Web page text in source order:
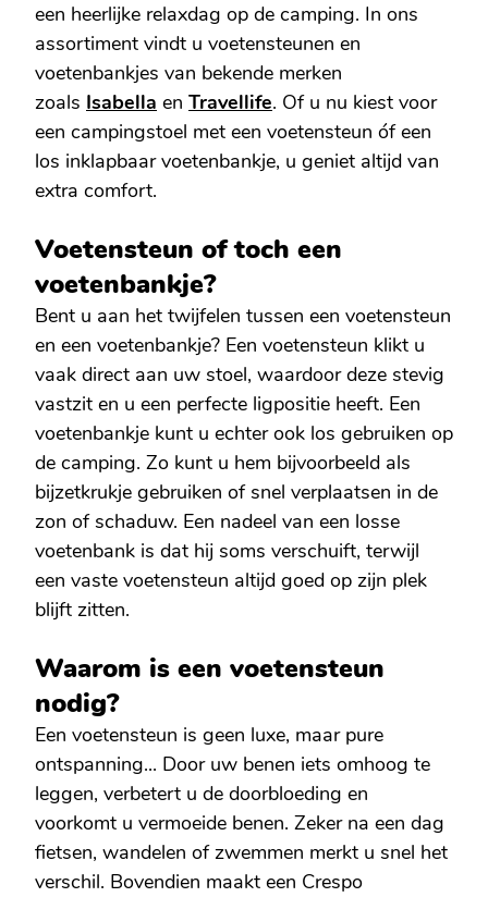
een heerlijke relaxdag op de camping. In ons
assortiment vindt u voetensteunen en
voetenbankjes van bekende merken
zoals Isabella en Travellife. Of u nu kiest voor
een campingstoel met een voetensteun óf een
los inklapbaar voetenbankje, u geniet altijd van
extra comfort.
Voetensteun of toch een
voetenbankje?
Bent u aan het twijfelen tussen een voetensteun
en een voetenbankje? Een voetensteun klikt u
vaak direct aan uw stoel, waardoor deze stevig
vastzit en u een perfecte ligpositie heeft. Een
voetenbankje kunt u echter ook los gebruiken op
de camping. Zo kunt u hem bijvoorbeeld als
bijzetkrukje gebruiken of snel verplaatsen in de
zon of schaduw. Een nadeel van een losse
voetenbank is dat hij soms verschuift, terwijl
een vaste voetensteun altijd goed op zijn plek
blijft zitten.
Waarom is een voetensteun
nodig?
Een voetensteun is geen luxe, maar pure
ontspanning... Door uw benen iets omhoog te
leggen, verbetert u de doorbloeding en
voorkomt u vermoeide benen. Zeker na een dag
fietsen, wandelen of zwemmen merkt u snel het
verschil. Bovendien maakt een Crespo